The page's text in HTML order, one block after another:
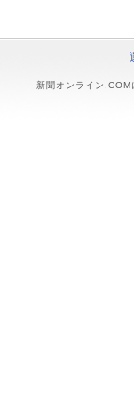
新聞オンライン